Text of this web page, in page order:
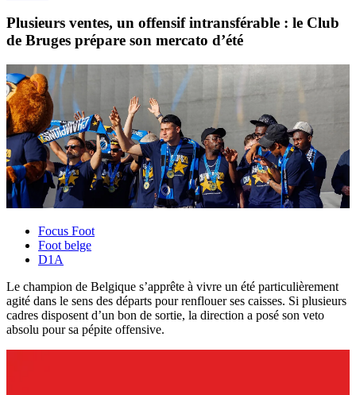
Plusieurs ventes, un offensif intransférable : le Club
de Bruges prépare son mercato d’été
Focus Foot
Foot belge
D1A
Le champion de Belgique s’apprête à vivre un été particulièrement
agité dans le sens des départs pour renflouer ses caisses. Si plusieurs
cadres disposent d’un bon de sortie, la direction a posé son veto
absolu pour sa pépite offensive.